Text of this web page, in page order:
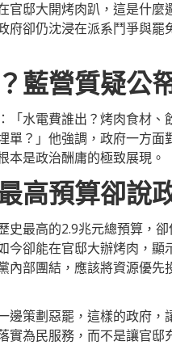
官邸大開烤肉趴，這是什麼
府卻仍沈浸在派系鬥爭與罷
藍營質疑公
「水電費誰出？烤肉食材、
單？」他強調，政府一方面
本是政治酬庸的極致展現。
高預算卻說
史最高的2.9兆元總預算，
今卻能在官邸大辦烤肉，顯
內部團結，應該將資源優先
邊策劃惡罷，這樣的政府，
實為民服務，而不是讓官邸